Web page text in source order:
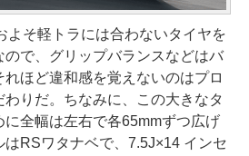
そ軽トラには合わないタイヤを
ので、グリップバランスなどはバ
ほど違和感を覚えないのはプロ
わりだ。ちなみに、この大きなタ
全幅は左右で各65mmずつ広げ
はRSワタナベで、7.5J×14 インセ